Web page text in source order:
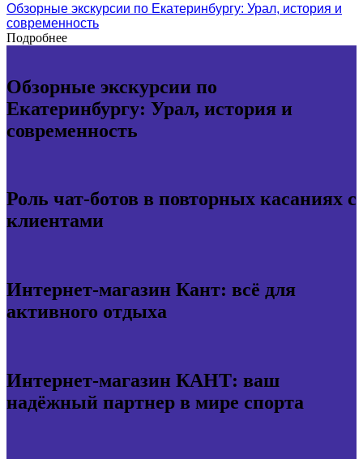
Обзорные экскурсии по Екатеринбургу: Урал, история и
современность
Подробнее
Обзорные экскурсии по
Екатеринбургу: Урал, история и
современность
Роль чат-ботов в повторных касаниях с
клиентами
Интернет-магазин Кант: всё для
активного отдыха
Интернет-магазин КАНТ: ваш
надёжный партнер в мире спорта